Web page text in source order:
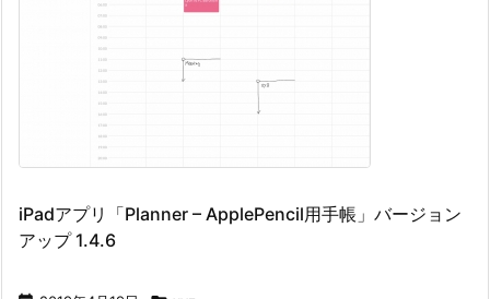
iPadアプリ「Planner – ApplePencil用手帳」バージョン
アップ 1.4.6